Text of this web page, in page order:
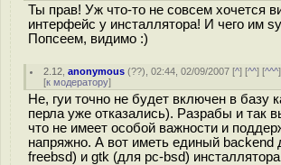
Ты прав! Уж что-то не совсем хочется
интерфейс у инсталлятора! И чего им
Попсеем, видимо :)
2.12 ,anonymous (??), 02:44, 02/09/2007 [^] [^^] [^^^
[к модератору]
Не, гуи точно не будет включен в базу
перла уже отказались). Разрабы и так
что не имеет особой важности и
напряжно. А вот иметь единый backend
freebsd) и gtk (для pc-bsd)